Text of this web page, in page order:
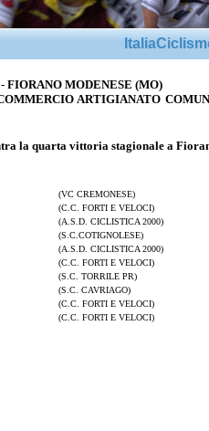
- FIORANO MODENESE (MO)
ARTIGIANATO
la quarta vittoria stagionale a
(VC CREMONESE)
(C.C. FORTI E VELOCI)
(A.S.D. CICLISTICA 2000)
(S.C.COTIGNOLESE)
(A.S.D. CICLISTICA 2000)
(C.C. FORTI E VELOCI)
(S.C. TORRILE PR)
(S.C. CAVRIAGO)
(C.C. FORTI E VELOCI)
(C.C. FORTI E VELOCI)